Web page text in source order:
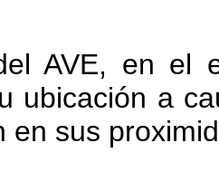
AVE, en el
ubicación a
en sus